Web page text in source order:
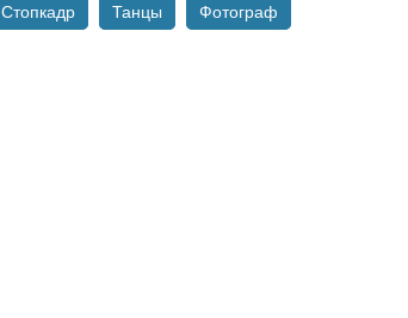
Стопкадр Танцы Фотограф